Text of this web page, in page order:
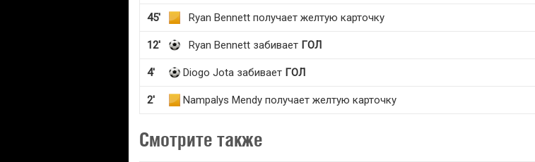
45' Ryan Bennett получает желтую карточку
12' Ryan Bennett забивает ГОЛ
4' Diogo Jota забивает ГОЛ
2' Nampalys Mendy получает желтую карточку
Смотрите также